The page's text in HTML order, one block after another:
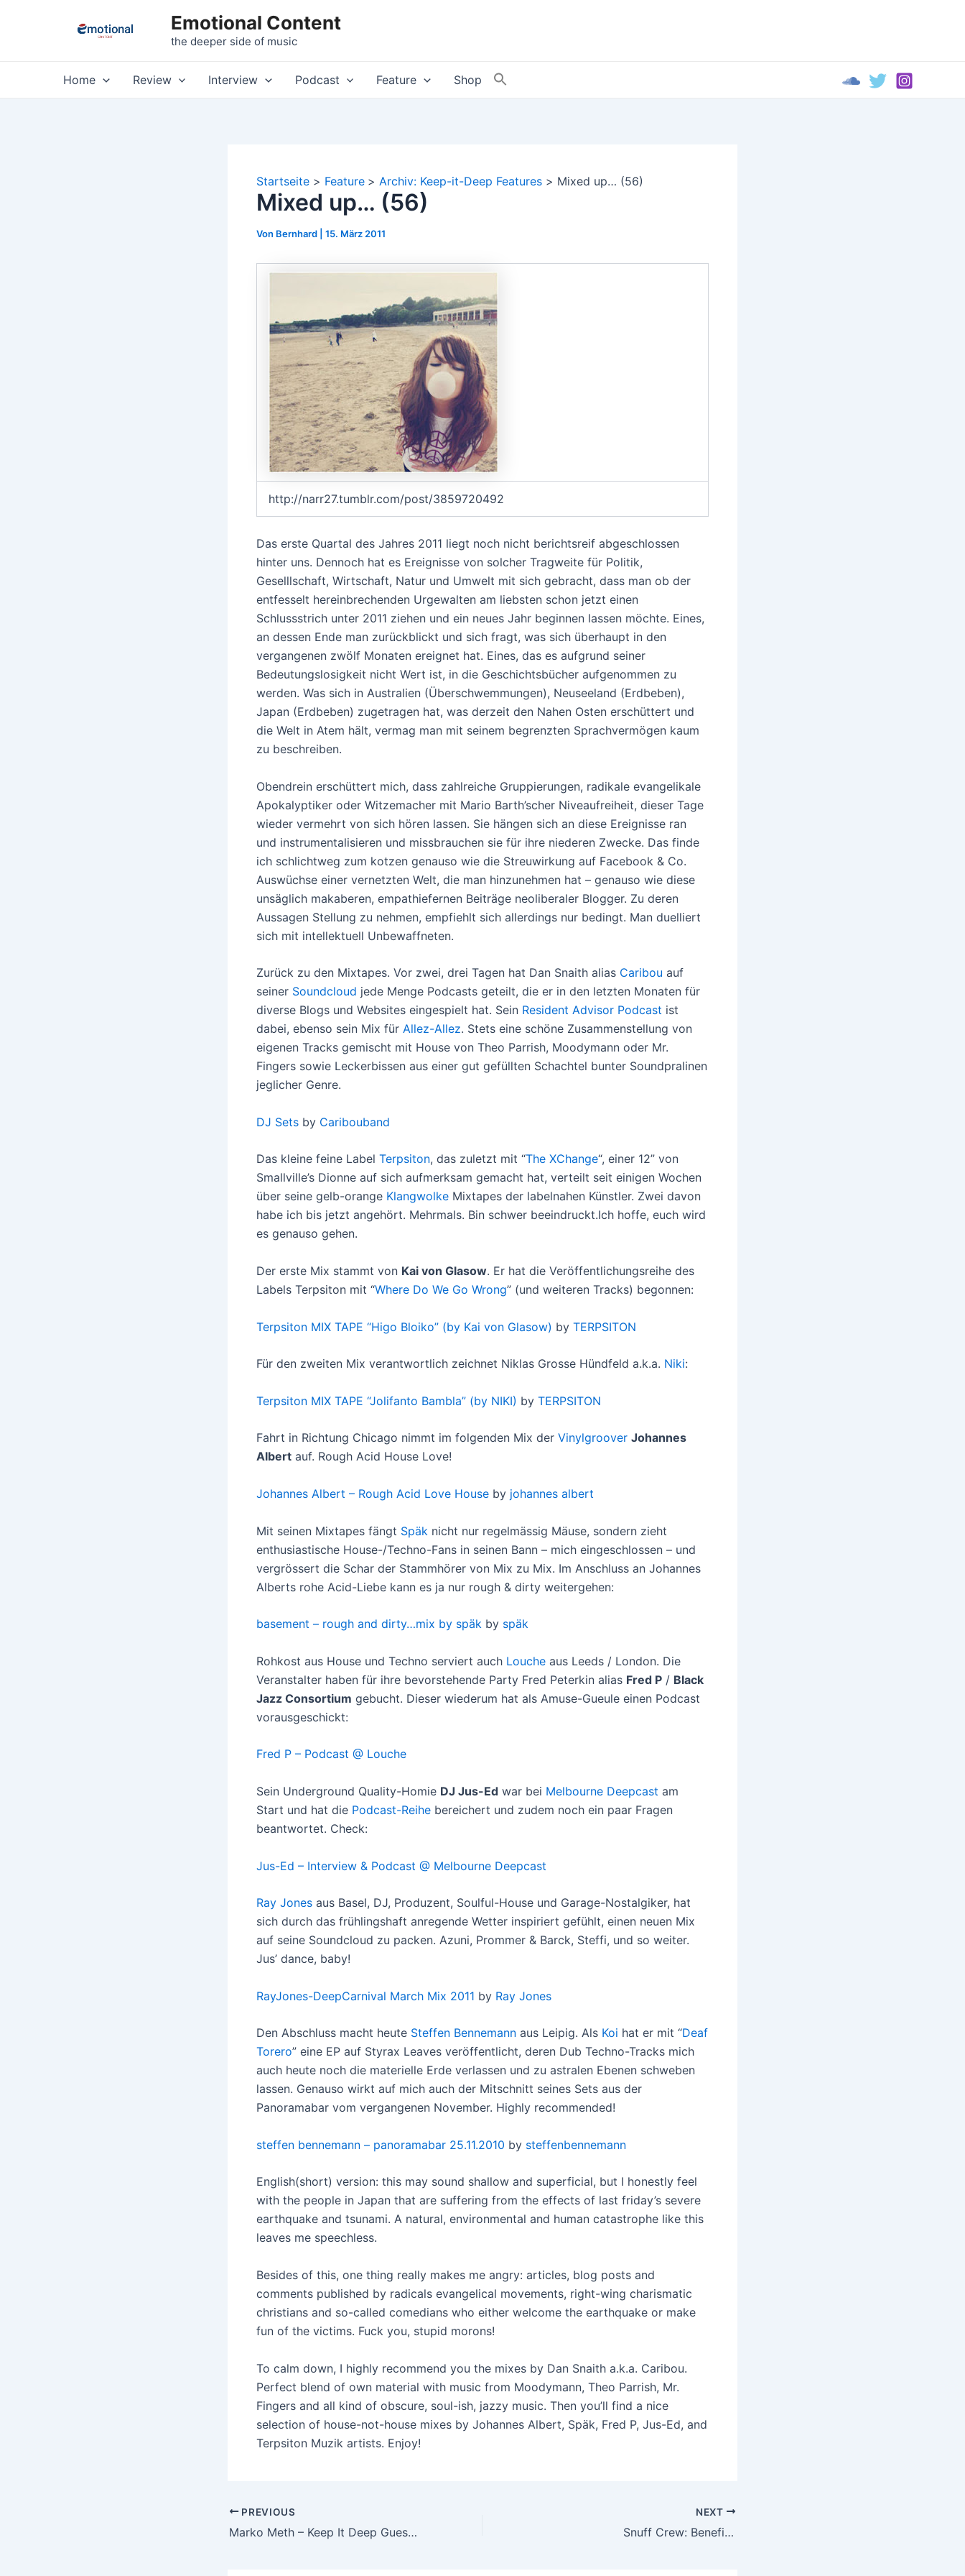
Emotional Content
the deeper side of music
Home Review Interview Podcast Feature Shop
Startseite Feature Archiv: Keep-it-Deep Features Mixed up… (56)
Mixed up… (56)
Von Bernhard 15. März 2011
http://narr27.tumblr.com/post/3859720492
Das erste Quartal des Jahres 2011 liegt noch nicht berichtsreif abgeschlossen
hinter uns. Dennoch hat es Ereignisse von solcher Tragweite für Politik,
Geselllschaft, Wirtschaft, Natur und Umwelt mit sich gebracht, dass man ob der
entfesselt hereinbrechenden Urgewalten am liebsten schon jetzt einen
Schlussstrich unter 2011 ziehen und ein neues Jahr beginnen lassen möchte. Eines,
an dessen Ende man zurückblickt und sich fragt, was sich überhaupt in den
vergangenen zwölf Monaten ereignet hat. Eines, das es aufgrund seiner
Bedeutungslosigkeit nicht Wert ist, in die Geschichtsbücher aufgenommen zu
werden. Was sich in Australien (Überschwemmungen), Neuseeland (Erdbeben),
Japan (Erdbeben) zugetragen hat, was derzeit den Nahen Osten erschüttert und
die Welt in Atem hält, vermag man mit seinem begrenzten Sprachvermögen kaum
zu beschreiben.
Obendrein erschüttert mich, dass zahlreiche Gruppierungen, radikale evangelikale
Apokalyptiker oder Witzemacher mit Mario Barth’scher Niveaufreiheit, dieser Tage
wieder vermehrt von sich hören lassen. Sie hängen sich an diese Ereignisse ran
und instrumentalisieren und missbrauchen sie für ihre niederen Zwecke. Das finde
ich schlichtweg zum kotzen genauso wie die Streuwirkung auf Facebook & Co.
Auswüchse einer vernetzten Welt, die man hinzunehmen hat – genauso wie diese
unsäglich makaberen, empathiefernen Beiträge neoliberaler Blogger. Zu deren
Aussagen Stellung zu nehmen, empfiehlt sich allerdings nur bedingt. Man duelliert
sich mit intellektuell Unbewaffneten.
Zurück zu den Mixtapes. Vor zwei, drei Tagen hat Dan Snaith alias Caribou auf
seiner Soundcloud jede Menge Podcasts geteilt, die er in den letzten Monaten für
diverse Blogs und Websites eingespielt hat. Sein Resident Advisor Podcast ist
dabei, ebenso sein Mix für Allez-Allez. Stets eine schöne Zusammenstellung von
eigenen Tracks gemischt mit House von Theo Parrish, Moodymann oder Mr.
Fingers sowie Leckerbissen aus einer gut gefüllten Schachtel bunter Soundpralinen
jeglicher Genre.
DJ Sets by Caribouband
Das kleine feine Label Terpsiton, das zuletzt mit “The XChange“, einer 12” von
Smallville’s Dionne auf sich aufmerksam gemacht hat, verteilt seit einigen Wochen
über seine gelb-orange Klangwolke Mixtapes der labelnahen Künstler. Zwei davon
habe ich bis jetzt angehört. Mehrmals. Bin schwer beeindruckt.Ich hoffe, euch wird
es genauso gehen.
Der erste Mix stammt von Kai von Glasow. Er hat die Veröffentlichungsreihe des
Labels Terpsiton mit “Where Do We Go Wrong” (und weiteren Tracks) begonnen:
Terpsiton MIX TAPE “Higo Bloiko” (by Kai von Glasow) by TERPSITON
Für den zweiten Mix verantwortlich zeichnet Niklas Grosse Hündfeld a.k.a. Niki:
Terpsiton MIX TAPE “Jolifanto Bambla” (by NIKI) by TERPSITON
Fahrt in Richtung Chicago nimmt im folgenden Mix der Vinylgroover Johannes
Albert auf. Rough Acid House Love!
Johannes Albert – Rough Acid Love House by johannes albert
Mit seinen Mixtapes fängt Späk nicht nur regelmässig Mäuse, sondern zieht
enthusiastische House-/Techno-Fans in seinen Bann – mich eingeschlossen – und
vergrössert die Schar der Stammhörer von Mix zu Mix. Im Anschluss an Johannes
Alberts rohe Acid-Liebe kann es ja nur rough & dirty weitergehen:
basement – rough and dirty…mix by späk by späk
Rohkost aus House und Techno serviert auch Louche aus Leeds / London. Die
Veranstalter haben für ihre bevorstehende Party Fred Peterkin alias Fred P / Black
Jazz Consortium gebucht. Dieser wiederum hat als Amuse-Gueule einen Podcast
vorausgeschickt:
Fred P – Podcast @ Louche
Sein Underground Quality-Homie DJ Jus-Ed war bei Melbourne Deepcast am
Start und hat die Podcast-Reihe bereichert und zudem noch ein paar Fragen
beantwortet. Check:
Jus-Ed – Interview & Podcast @ Melbourne Deepcast
Ray Jones aus Basel, DJ, Produzent, Soulful-House und Garage-Nostalgiker, hat
sich durch das frühlingshaft anregende Wetter inspiriert gefühlt, einen neuen Mix
auf seine Soundcloud zu packen. Azuni, Prommer & Barck, Steffi, und so weiter.
Jus’ dance, baby!
RayJones-DeepCarnival March Mix 2011 by Ray Jones
Den Abschluss macht heute Steffen Bennemann aus Leipig. Als Koi hat er mit “Deaf
Torero” eine EP auf Styrax Leaves veröffentlicht, deren Dub Techno-Tracks mich
auch heute noch die materielle Erde verlassen und zu astralen Ebenen schweben
lassen. Genauso wirkt auf mich auch der Mitschnitt seines Sets aus der
Panoramabar vom vergangenen November. Highly recommended!
steffen bennemann – panoramabar 25.11.2010 by steffenbennemann
English(short) version: this may sound shallow and superficial, but I honestly feel
with the people in Japan that are suffering from the effects of last friday’s severe
earthquake and tsunami. A natural, environmental and human catastrophe like this
leaves me speechless.
Besides of this, one thing really makes me angry: articles, blog posts and
comments published by radicals evangelical movements, right-wing charismatic
christians and so-called comedians who either welcome the earthquake or make
fun of the victims. Fuck you, stupid morons!
To calm down, I highly recommend you the mixes by Dan Snaith a.k.a. Caribou.
Perfect blend of own material with music from Moodymann, Theo Parrish, Mr.
Fingers and all kind of obscure, soul-ish, jazzy music. Then you’ll find a nice
selection of house-not-house mixes by Johannes Albert, Späk, Fred P, Jus-Ed, and
Terpsiton Muzik artists. Enjoy!
Post
navigation
PREVIOUS
Marko Meth – Keep It Deep Guest Mix
NEXT
Snuff Crew: Benefit Compilation for Japan